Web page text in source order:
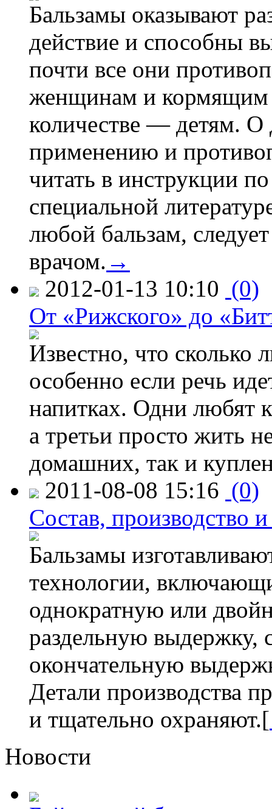
Бальзамы оказывают
действие и способны
почти все они
женщинам и кормящим
количестве — детям. О
применению и
читать в инструкции
специальной
любой бальзам,
врачом. →
2012-01-13 10:10 (0)
От «Рижского» до
Известно, что сколько
особенно если речь
напитках. Одни любят
а третьи просто жить
домашних, так и
2011-08-08 15:16 (0)
Состав, производство
Бальзамы
технологии,
однократную или
раздельную
окончательную
Детали производства
и тщательно охраняют.[
Новости